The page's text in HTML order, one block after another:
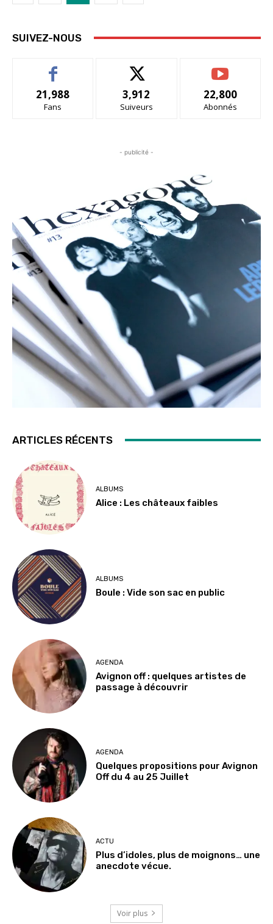
SUIVEZ-NOUS
21,988
Fans
3,912
Suiveurs
22,800
Abonnés
- publicité -
ARTICLES RÉCENTS
ALBUMS
Alice : Les châteaux faibles
ALBUMS
Boule : Vide son sac en public
AGENDA
Avignon off : quelques artistes de
passage à découvrir
AGENDA
Quelques propositions pour Avignon
Off du 4 au 25 Juillet
ACTU
Plus d’idoles, plus de moignons… une
anecdote vécue.
Voir plus